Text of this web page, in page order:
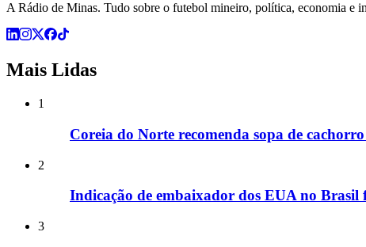
A Rádio de Minas. Tudo sobre o futebol mineiro, política, economia e
Mais Lidas
1
Coreia do Norte recomenda sopa de
2
Indicação de embaixador dos EUA no Brasil
3